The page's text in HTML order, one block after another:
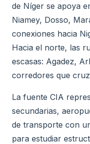
de Níger se apoya
Niamey, Dosso,
conexiones hacia
Hacia el norte, las
escasas: Agadez,
corredores que
La fuente CIA
secundarias,
de transporte con
para estudiar